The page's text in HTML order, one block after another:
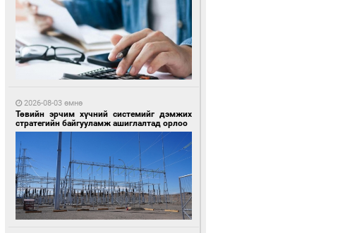
14 цагийн өмнө өмнө
Автобензин, дизель түлшний онцгой албан
татварыг тэглэлээ
15 цагийн өмнө өмнө
Санхүүгийн хэмнэлтийн горимд эрүүл
мэндийн салбар хамаарахгүй
2026-08-03 өмнө
Төвийн эрчим хүчний системийг дэмжих
стратегийн байгууламж ашиглалтад орлоо